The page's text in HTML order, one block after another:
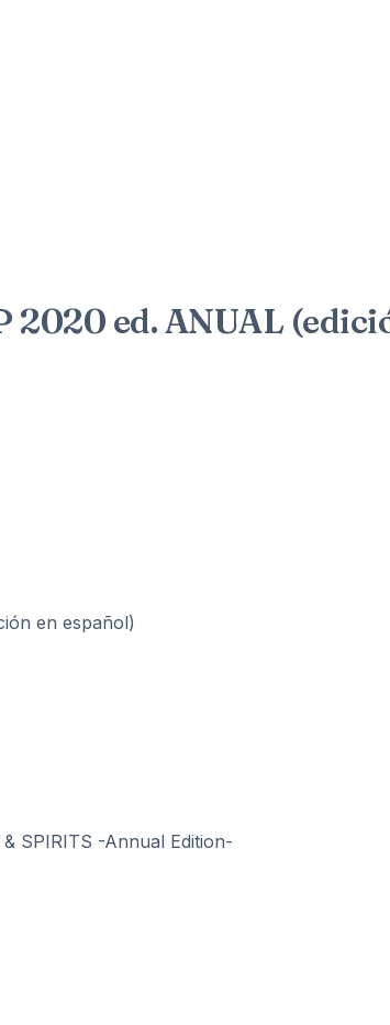
2020 ed. ANUAL
en español)
SPIRITS -Annual Edition-